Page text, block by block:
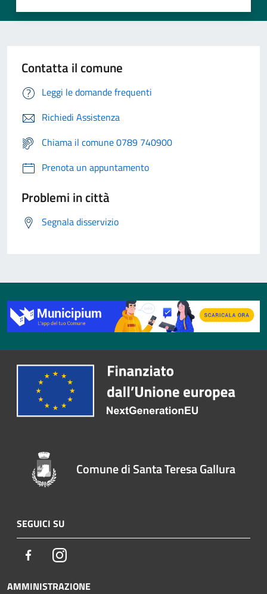
Contatta il comune
Leggi le domande frequenti
Richiedi Assistenza
Chiama il comune 0789 740900
Prenota un appuntamento
Problemi in città
Segnala disservizio
Comune di Santa Teresa Gallura
SEGUICI SU
FacebookInstagram
AMMINISTRAZIONE